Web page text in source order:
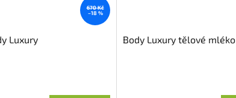
670 Kč
–18 %
Luxury Body Luxury tělové mléko